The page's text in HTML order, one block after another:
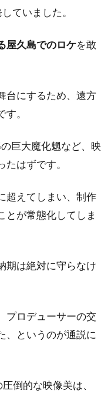
ていました。
屋久島でのロケを敢
台にするため、遠方
。
巨大魔化魍など、映
はずです。
超えてしまい、制作
とが常態化してしま
期は絶対に守らなけ
プロデューサーの交
、というのが通説に
倒的な映像美は、